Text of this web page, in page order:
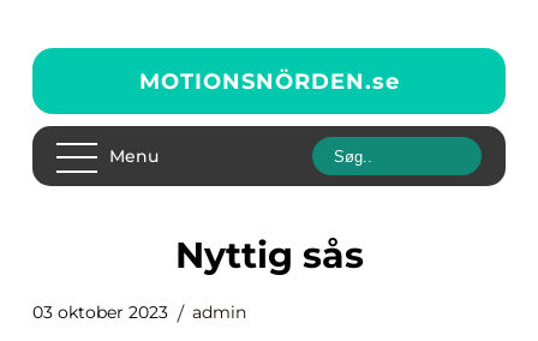
MOTIONSNÖRDEN.se
Menu
nyttig sås
03 oktober 2023 admin